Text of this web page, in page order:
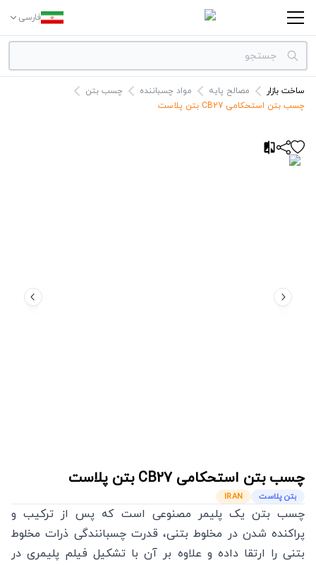
فارسی
دسته بندی‌ها
ساخت بازار مصالح پایه مواد چسباننده
چسب بتن
چسب بتن استحکامی CB27 بتن پلاست
چسب بتن استحکامی CB27 بتن پلاست
بتن پلاست IRAN
چسب بتن یک پلیمر مصنوعی است که پس از ترکیب و
پراکنده شدن در مخلوط بتنی، قدرت چسبانندگی ذرات مخلوط
بتنی را ارتقا داده و علاوه بر آن با تشکیل فیلم پلیمری در